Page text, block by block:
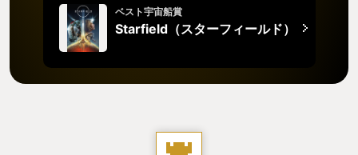
ベスト宇宙船賞
Starfield（スターフィールド）